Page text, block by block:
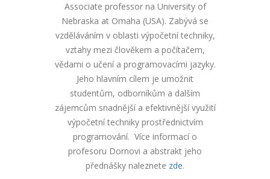
Associate professor na University of
Nebraska at Omaha (USA). Zabývá se
vzděláváním v oblasti výpočetní techniky,
vztahy mezi člověkem a počítačem,
vědami o učení a programovacími jazyky.
Jeho hlavním cílem je umožnit
studentům, odborníkům a dalším
zájemcům snadnější a efektivnější využití
výpočetní techniky prostřednictvím
programování. Více informací o
profesoru Dornovi a abstrakt jeho
přednášky naleznete zde.